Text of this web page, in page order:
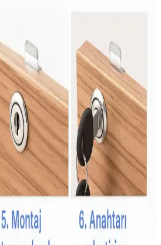
Kutlamalarda Renkli ve Tatlı
yapısıyla kutlamalarda popüler olan
ve gençler arasında sevilen bu şeker,
unsuru olarak öne çıkar.
Çocuklar İçin Güvenli ve
Aracı
bağımsızlık ve hijyen kazanmasına
ve emici özellikleriyle tuvalet eğitiminde
ve Kullanışlı Emzik Zinciri
için uygun emzik zinciri seçimi
kalitesi ve kullanım kolaylığı gibi